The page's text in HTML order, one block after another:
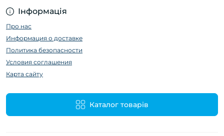
Інформація
Про нас
Информация о доставке
Политика безопасности
Условия соглашения
Карта сайту
Каталог товарів